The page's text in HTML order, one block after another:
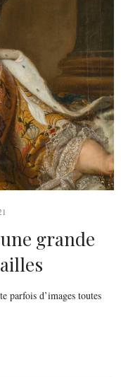
grande
parfois d’images toutes